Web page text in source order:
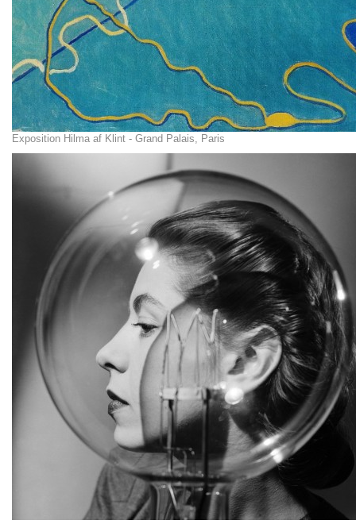
Exposition Hilma af Klint - Grand Palais, Paris